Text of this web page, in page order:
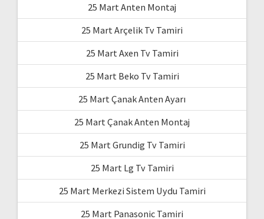
25 Mart Anten Montaj
25 Mart Arçelik Tv Tamiri
25 Mart Axen Tv Tamiri
25 Mart Beko Tv Tamiri
25 Mart Çanak Anten Ayarı
25 Mart Çanak Anten Montaj
25 Mart Grundig Tv Tamiri
25 Mart Lg Tv Tamiri
25 Mart Merkezi Sistem Uydu Tamiri
25 Mart Panasonic Tamiri